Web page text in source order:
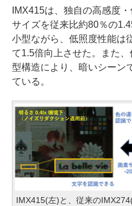
IMX415は、独自の高感度
サイズを従来比約80％の
小型ながら、低照度性能は
て1.5倍向上させた。また
型構造により、暗いシーン
ている。
IMX415(左)と、従来の